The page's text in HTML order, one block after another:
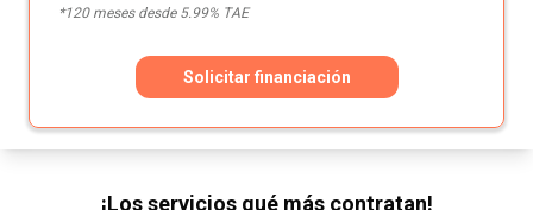
*120meses desde 5.99% TAE
Solicitar financiación
¡Los servicios qué más contratan!